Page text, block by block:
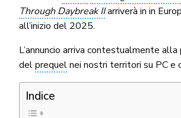
Through Daybreak IIarriverà in in
all’inizio del 2025.
L’annuncio arriva contestualmente
delprequelnei nostri territori su PC e
Indice